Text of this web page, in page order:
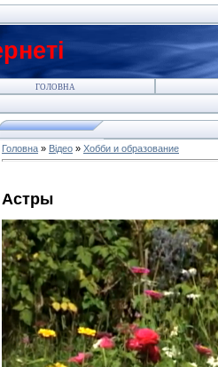
ГОЛОВНА
Головна » Відео » Хобби и образование
Астры